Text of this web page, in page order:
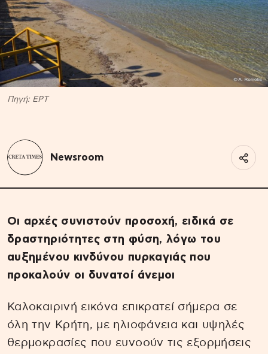
Πηγή: EΡΤ
Newsroom
Οι αρχές συνιστούν προσοχή, ειδικά σε
δραστηριότητες στη φύση, λόγω του
αυξημένου κινδύνου πυρκαγιάς που
προκαλούν οι δυνατοί άνεμοι
Καλοκαιρινή εικόνα επικρατεί σήμερα σε
όλη την Κρήτη, με ηλιοφάνεια και υψηλές
θερμοκρασίες που ευνοούν τις εξορμήσεις